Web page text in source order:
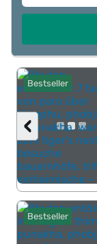
Bestseller
‹
Bestseller